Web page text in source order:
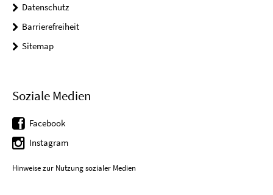
Datenschutz
Barrierefreiheit
Sitemap
Soziale Medien
Facebook
Instagram
Hinweise zur Nutzung sozialer Medien